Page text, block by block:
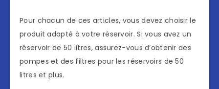
Pour chacun de ces articles, vous devez choisir le
produit adapté à votre réservoir. Si vous avez un
réservoir de 50 litres, assurez-vous d’obtenir des
pompes et des filtres pour les réservoirs de 50
litres et plus.